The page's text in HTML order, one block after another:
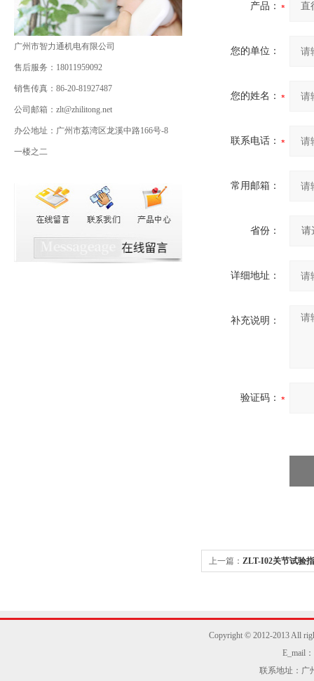
广州市智力通机电有限公司
售后服务：18011959092
销售传真：86-20-81927487
公司邮箱：zlt@zhilitong.net
办公地址：广州市荔湾区龙溪中路166号-8
一楼之二
产品：
您的单位：
您的姓名：
联系电话：
常用邮箱：
省份：
详细地址：
补充说明：
验证码：
上一篇： ZLT-I02关节试验
Copyright © 2012-2013 All
E_mail
联系地址：广